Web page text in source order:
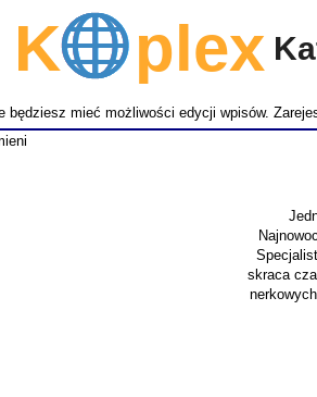
Kplex
będziesz mieć możliwości edycji wpisów.
Jedna
Specjalista
skraca czas
nerkowych.